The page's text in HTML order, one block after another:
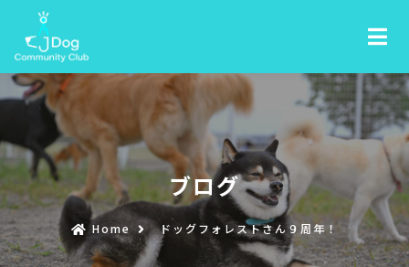
ブログ
Home ドッグフォレストさん９周年！